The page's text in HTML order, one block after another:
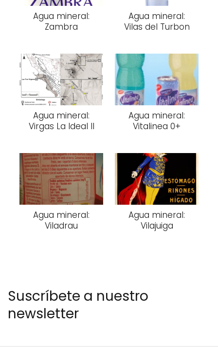
Agua mineral:
Zambra
Agua mineral:
Vilas del Turbon
Agua mineral:
Virgas La Ideal II
Agua mineral:
Vitalinea 0+
Agua mineral:
Viladrau
Agua mineral:
Vilajuiga
Suscríbete a nuestro
newsletter